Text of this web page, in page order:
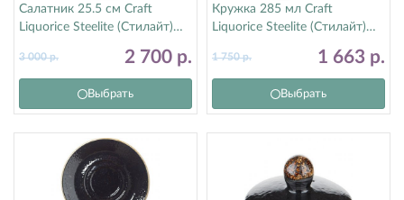
Салатник 25.5 см Craft
Liquorice Steelite (Стилайт)
2 700 р.
3 000р.
Выбрать
Кружка 285 мл Craft
Liquorice Steelite (Стилайт)
1 663 р.
1 750р.
Выбрать